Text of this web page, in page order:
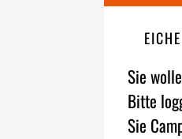
Sie
Bitte
Sie